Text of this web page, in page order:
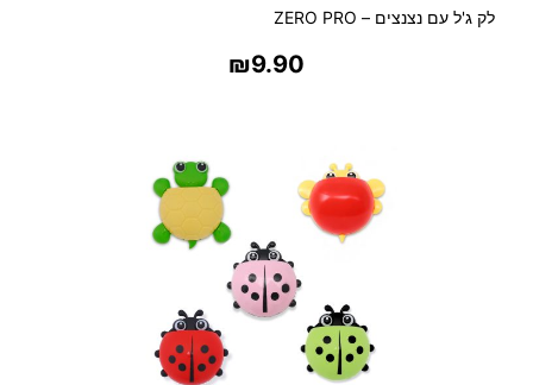
לק ג'ל עם נצנצים – ZERO PRO
₪9.90